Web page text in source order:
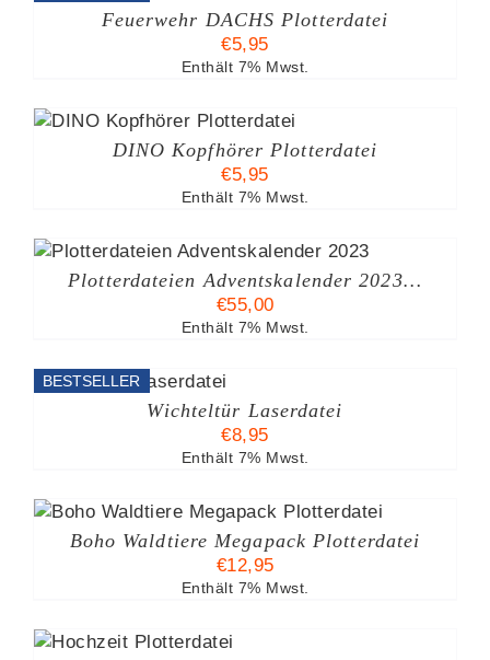
Feuerwehr DACHS Plotterdatei
€5,95
Enthält 7% Mwst.
DINO Kopfhörer Plotterdatei
€5,95
Enthält 7% Mwst.
Plotterdateien Adventskalender 2023…
€55,00
Enthält 7% Mwst.
BESTSELLER
Wichteltür Laserdatei
€8,95
Enthält 7% Mwst.
Boho Waldtiere Megapack Plotterdatei
€12,95
Enthält 7% Mwst.